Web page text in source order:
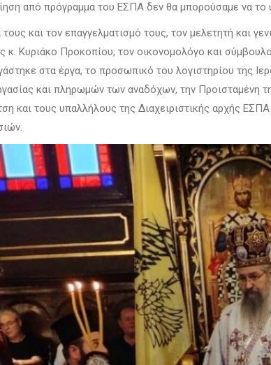
από πρόγραμμα του ΕΣΠΑ δεν θα μπορούσαμε να το
τους και τον επαγγελματισμό τους, τον μελετητή και
κ. Κυριάκο Προκοπίου, τον οικονομολόγο και
στα έργα, το προσωπικό του λογιστηρίου της
και πληρωμών των αναδόχων, την Προισταμένη
και τους υπαλλήλους της Διαχειριστικής αρχής